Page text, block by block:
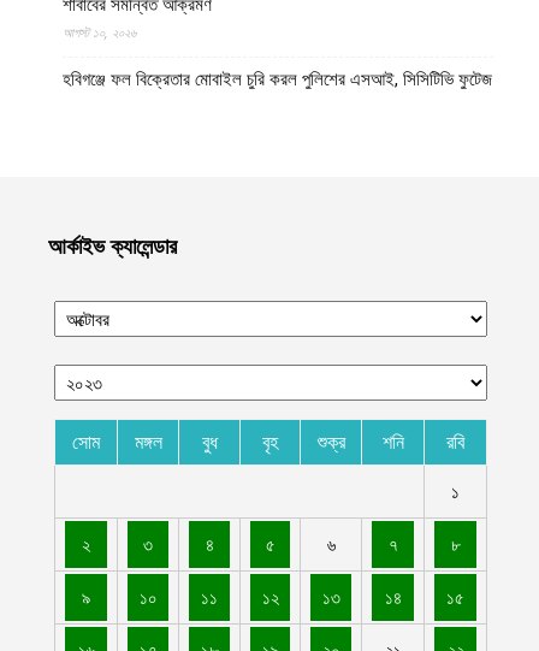
শাবাবের সমন্বিত আক্রমণ
আগস্ট ১০, ২০২৬
হবিগঞ্জে ফল বিক্রেতার মোবাইল চুরি করল পুলিশের এসআই, সিসিটিভি ফুটেজ
আগস্ট ১০, ২০২৬
ইসরায়েল
আগস্ট ১০, ২০২৬
রংপুরের পীরগাছায় দিনমজুরের বাড়িতে হামলা চালিয়ে লুট করা গরু দিয়ে
আওয়ামী লীগ নেতাদের ভূরিভোজ
করতে কাবুলে হাসপাতাল পরিদর্শন কার্যক্রম শুরু করেছে ইমারাতে ইসলামিয়া
আর্কাইভ ক্যালেন্ডার
সোম মঙ্গল বুধ বৃহ শুক্র শনি রবি
১
২ ৩ ৪ ৫ ৬ ৭ ৮
৯ ১০ ১১ ১২ ১৩ ১৪ ১৫